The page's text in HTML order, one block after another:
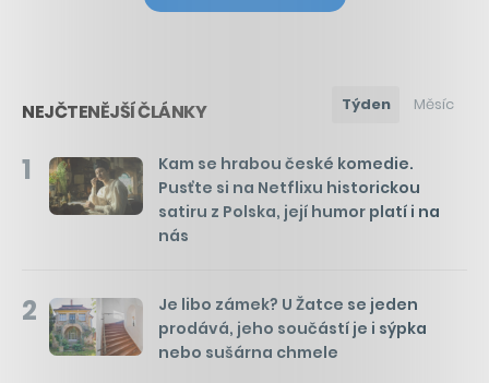
NEJČTENĚJŠÍ ČLÁNKY Týden Měsíc
1
Kam se hrabou české komedie.
Pusťte si na Netflixu historickou
satiru z Polska, její humor platí i na
nás
2
Je libo zámek? U Žatce se jeden
prodává, jeho součástí je i sýpka
nebo sušárna chmele